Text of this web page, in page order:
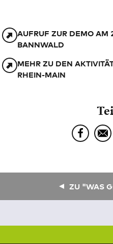
AUFRUF ZUR DEMO AM
BANNWALD
MEHR ZU DEN
RHEIN-MAIN
ZU "WAS